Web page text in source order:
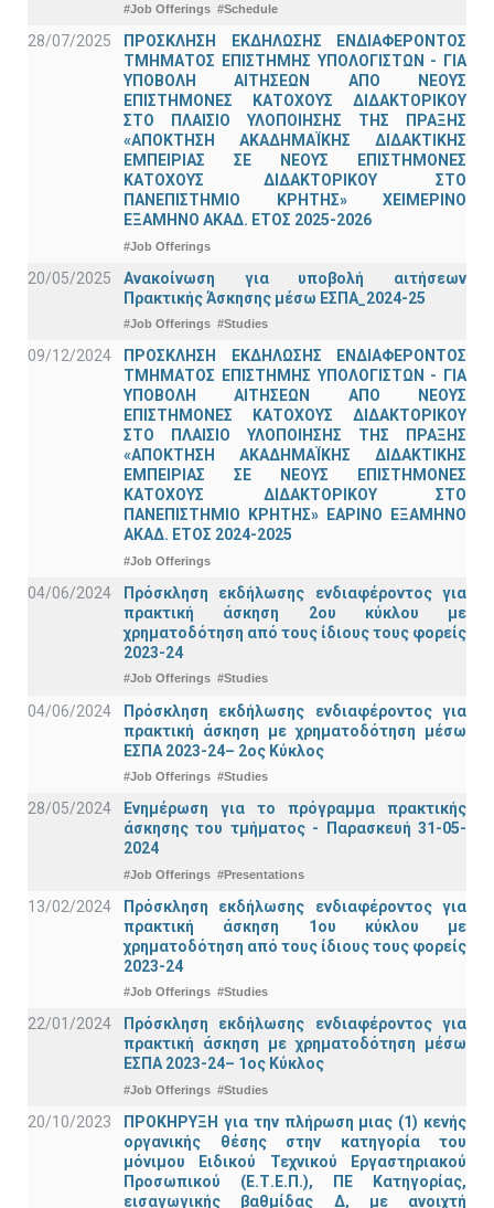
#Job Offerings #Schedule
28/07/2025
ΠΡΟΣΚΛΗΣΗ ΕΚΔΗΛΩΣΗΣ ΕΝΔΙΑΦΕΡΟΝΤΟΣ
ΤΜΗΜΑΤΟΣ ΕΠΙΣΤΗΜΗΣ ΥΠΟΛΟΓΙΣΤΩΝ - ΓΙΑ
ΥΠΟΒΟΛΗ ΑΙΤΗΣΕΩΝ ΑΠΟ ΝΕΟΥΣ
ΕΠΙΣΤΗΜΟΝΕΣ ΚΑΤΟΧΟΥΣ ΔΙΔΑΚΤΟΡΙΚΟΥ
ΣΤΟ ΠΛΑΙΣΙΟ ΥΛΟΠΟΙΗΣΗΣ ΤΗΣ ΠΡΑΞΗΣ
«ΑΠΟΚΤΗΣΗ ΑΚΑΔΗΜΑΪΚΗΣ ΔΙΔΑΚΤΙΚΗΣ
ΕΜΠΕΙΡΙΑΣ ΣΕ ΝΕΟΥΣ ΕΠΙΣΤΗΜΟΝΕΣ
ΚΑΤΟΧΟΥΣ ΔΙΔΑΚΤΟΡΙΚΟΥ ΣΤΟ
ΠΑΝΕΠΙΣΤΗΜΙΟ ΚΡΗΤΗΣ» ΧΕΙΜΕΡΙΝΟ
ΕΞΑΜΗΝΟ ΑΚΑΔ. ΕΤΟΣ 2025-2026
#Job Offerings
20/05/2025
Ανακοίνωση για υποβολή αιτήσεων
Πρακτικής Άσκησης μέσω ΕΣΠΑ_2024-25
#Job Offerings #Studies
09/12/2024
ΠΡΟΣΚΛΗΣΗ ΕΚΔΗΛΩΣΗΣ ΕΝΔΙΑΦΕΡΟΝΤΟΣ
ΤΜΗΜΑΤΟΣ ΕΠΙΣΤΗΜΗΣ ΥΠΟΛΟΓΙΣΤΩΝ - ΓΙΑ
ΥΠΟΒΟΛΗ ΑΙΤΗΣΕΩΝ ΑΠΟ ΝΕΟΥΣ
ΕΠΙΣΤΗΜΟΝΕΣ ΚΑΤΟΧΟΥΣ ΔΙΔΑΚΤΟΡΙΚΟΥ
ΣΤΟ ΠΛΑΙΣΙΟ ΥΛΟΠΟΙΗΣΗΣ ΤΗΣ ΠΡΑΞΗΣ
«ΑΠΟΚΤΗΣΗ ΑΚΑΔΗΜΑΪΚΗΣ ΔΙΔΑΚΤΙΚΗΣ
ΕΜΠΕΙΡΙΑΣ ΣΕ ΝΕΟΥΣ ΕΠΙΣΤΗΜΟΝΕΣ
ΚΑΤΟΧΟΥΣ ΔΙΔΑΚΤΟΡΙΚΟΥ ΣΤΟ
ΠΑΝΕΠΙΣΤΗΜΙΟ ΚΡΗΤΗΣ» ΕΑΡΙΝΟ ΕΞΑΜΗΝΟ
ΑΚΑΔ. ΕΤΟΣ 2024-2025
#Job Offerings
04/06/2024
Πρόσκληση εκδήλωσης ενδιαφέροντος για
πρακτική άσκηση 2ου κύκλου με
χρηματοδότηση από τους ίδιους τους φορείς
2023-24
#Job Offerings #Studies
04/06/2024
Πρόσκληση εκδήλωσης ενδιαφέροντος για
πρακτική άσκηση με χρηματοδότηση μέσω
ΕΣΠΑ 2023-24– 2ος Κύκλος
#Job Offerings #Studies
28/05/2024
Ενημέρωση για το πρόγραμμα πρακτικής
άσκησης του τμήματος - Παρασκευή 31-05-
2024
#Job Offerings #Presentations
13/02/2024
Πρόσκληση εκδήλωσης ενδιαφέροντος για
πρακτική άσκηση 1ου κύκλου με
χρηματοδότηση από τους ίδιους τους φορείς
2023-24
#Job Offerings #Studies
22/01/2024
Πρόσκληση εκδήλωσης ενδιαφέροντος για
πρακτική άσκηση με χρηματοδότηση μέσω
ΕΣΠΑ 2023-24– 1ος Κύκλος
#Job Offerings #Studies
20/10/2023
ΠΡΟΚΗΡΥΞΗ για την πλήρωση μιας (1) κενής
οργανικής θέσης στην κατηγορία του
μόνιμου Ειδικού Τεχνικού Εργαστηριακού
Προσωπικού (Ε.Τ.Ε.Π.), ΠΕ Κατηγορίας,
εισαγωγικής βαθμίδας Δ, με ανοιχτή